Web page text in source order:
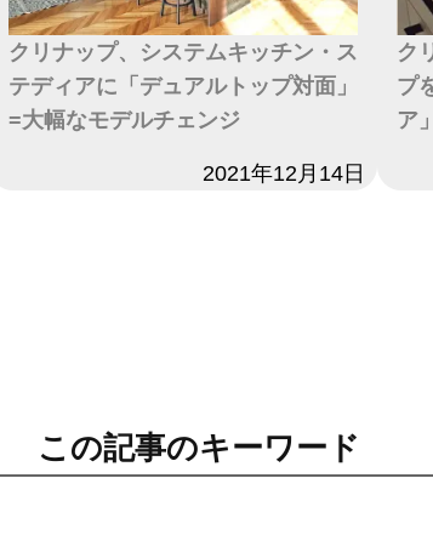
クリナップ、システムキッチン・ス
テディアに「デュアルトップ対面」
=大幅なモデルチェンジ
2021年12月14日
ク
プ
ア
この記事のキーワード